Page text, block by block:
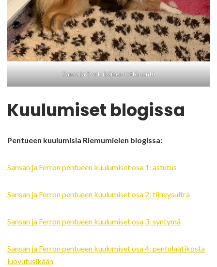
Sansa ja 5 vrk ikäinen tyttöpentu
Kuulumiset blogissa
Pentueen kuulumisia Riemumielen blogissa:
Sansan ja Ferron pentueen kuulumiset osa 1: astutus
Sansan ja Ferron pentueen kuulumiset osa 2: tiineysultra
Sansan ja Ferron pentueen kuulumiset osa 3: syntymä
Sansan ja Ferron pentueen kuulumiset osa 4: pentulaatikosta
luovutusikään